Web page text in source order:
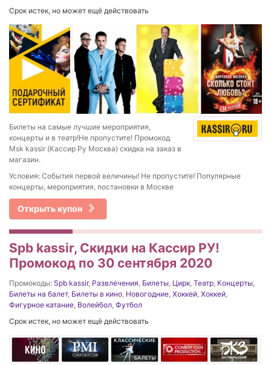
Срок истек, но может ещё действовать
Билеты на самые лучшие мероприятия,
концерты и в театр!Не пропустите! Промокод
Msk kassir (Кассир Ру Москва) скидка на заказ в
магазин.
Условия: События первой величины! Не пропустите! Популярные
концерты, мероприятия, постановки в Москве
Открыть купон
Spb kassir, Скидки на Кассир РУ!
Промокод по 30 сентября 2020
Промокоды: Spb kassir, Развлечения Билеты Цирк Театр Концерты
Билеты на балет, Билеты в кино Новогодние Хоккей Хоккей
Фигурное катание Волейбол Футбол
Срок истек, но может ещё действовать